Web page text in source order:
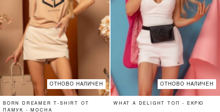
ОТНОВО НАЛИЧЕН
BORN DREAMER T-SHIRT ОТ
ПАМУК - MOCHA
ОТНОВО НАЛИЧЕН
WHAT A DELIGHT ТОП - ЕКРЮ